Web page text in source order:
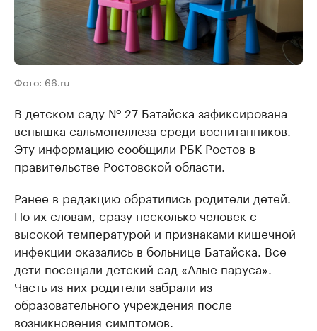
Фото: 66.ru
В детском саду № 27 Батайска зафиксирована
вспышка сальмонеллеза среди воспитанников.
Эту информацию сообщили РБК Ростов в
правительстве Ростовской области.
Ранее в редакцию обратились родители детей.
По их словам, сразу несколько человек с
высокой температурой и признаками кишечной
инфекции оказались в больнице Батайска. Все
дети посещали детский сад «Алые паруса».
Часть из них родители забрали из
образовательного учреждения после
возникновения симптомов.